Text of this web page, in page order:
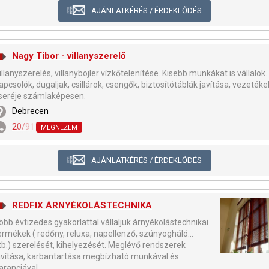
AJÁNLATKÉRÉS / ÉRDEKLŐDÉS
Nagy Tibor - villanyszerelő
villanybojler vízkőtelenítése. Kisebb munkákat is vállalok.
dugaljak, csillárok, csengők, biztosítótáblák javítása,
számlaképesen.
Debrecen
20/917-6844
MEGNÉZEM
AJÁNLATKÉRÉS / ÉRDEKLŐDÉS
REDFIX ÁRNYÉKOLÁSTECHNIKA
évtizedes gyakorlattal vállaljuk árnyékolástechnikai
( redőny, reluxa, napellenző, szúnyogháló...
szerelését, kihelyezését. Meglévő rendszerek
karbantartása megbízható munkával és